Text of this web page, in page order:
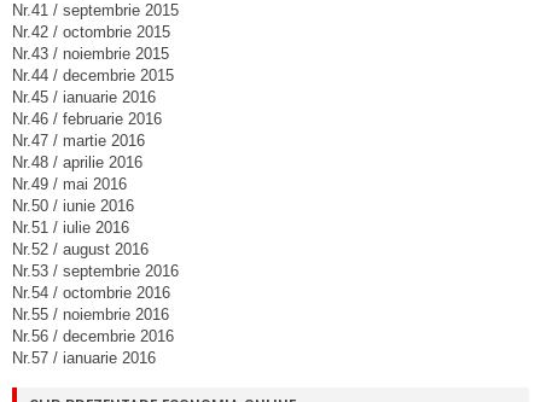
Nr.41 / septembrie 2015
Nr.42 / octombrie 2015
Nr.43 / noiembrie 2015
Nr.44 / decembrie 2015
Nr.45 / ianuarie 2016
Nr.46 / februarie 2016
Nr.47 / martie 2016
Nr.48 / aprilie 2016
Nr.49 / mai 2016
Nr.50 / iunie 2016
Nr.51 / iulie 2016
Nr.52 / august 2016
Nr.53 / septembrie 2016
Nr.54 / octombrie 2016
Nr.55 / noiembrie 2016
Nr.56 / decembrie 2016
Nr.57 / ianuarie 2016